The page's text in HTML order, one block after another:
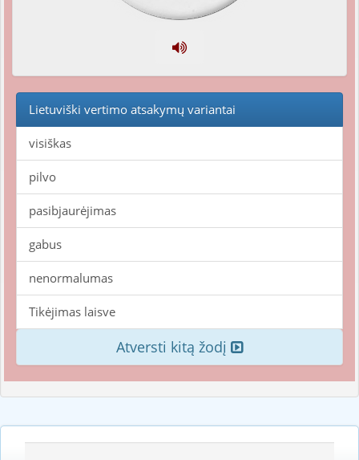
Lietuviški vertimo atsakymų variantai
visiškas
pilvo
pasibjaurėjimas
gabus
nenormalumas
Tikėjimas laisve
Atversti kitą žodį